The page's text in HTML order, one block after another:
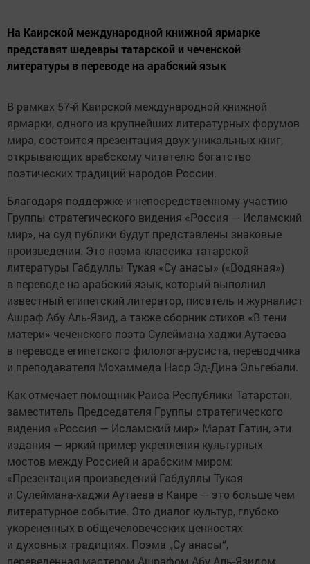
На Каирской международной книжной ярмарке
представят шедевры татарской и чеченской
литературы в переводе на арабский язык
В рамках 57-й Каирской международной книжной
ярмарки, одного из крупнейших литературных форумов
мира, состоится презентация двух уникальных книг,
открывающих арабскому читателю богатство
поэтических традиций народов России.
Благодаря поддержке и непосредственному участию
Группы стратегического видения «Россия — Исламский
мир», на суд публики будут представлены знаковые
произведения. Это поэма классика татарской
литературы Габдуллы Тукая «Су анасы» («Водяная»)
в переводе на арабский язык, который выполнил
известный египетский литератор, писатель и журналист
Ашраф Абу Аль-Язид, а также сборник стихов «В тени
матери» чеченского поэта Сулеймана-хаджи Аутаева
в переводе египетского филолога-русиста, переводчика
и преподавателя Мохаммеда Наср Эд-Дина Эльгебали.
Как отмечает помощник Раиса Республики Татарстан,
заместитель Председателя Группы стратегического
видения «Россия — Исламский мир» Марат Гатин, эти
издания — яркий пример укрепления культурных
мостов между Россией и арабским миром:
«Презентация произведений Габдуллы Тукая
и Сулеймана-хаджи Аутаева в Каире — это больше чем
литературное событие. Это диалог культур, глубоко
укорененных в общечеловеческих ценностях
и духовных традициях. Поэма „Су анасы“,
переведенная мастером Ашрафом Абу Аль-Язидом,